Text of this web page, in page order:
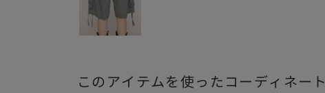
このアイテムを使ったコーディネート